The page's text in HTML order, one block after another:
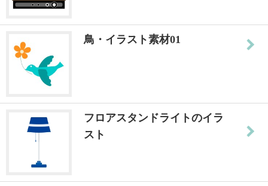
鳥・イラスト素材01
フロアスタンドライトのイラ
スト